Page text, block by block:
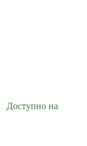
Доступно на